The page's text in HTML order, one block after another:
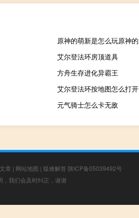
原神的萌新是怎么玩原神的
艾尔登法环房顶道具
方舟生存进化异霸王
艾尔登法环按地图怎么打开
元气骑士怎么卡无敌
章 | 网站地图 | 疑难解答 陕ICP备05039492号
我们会及时纠正，谢谢